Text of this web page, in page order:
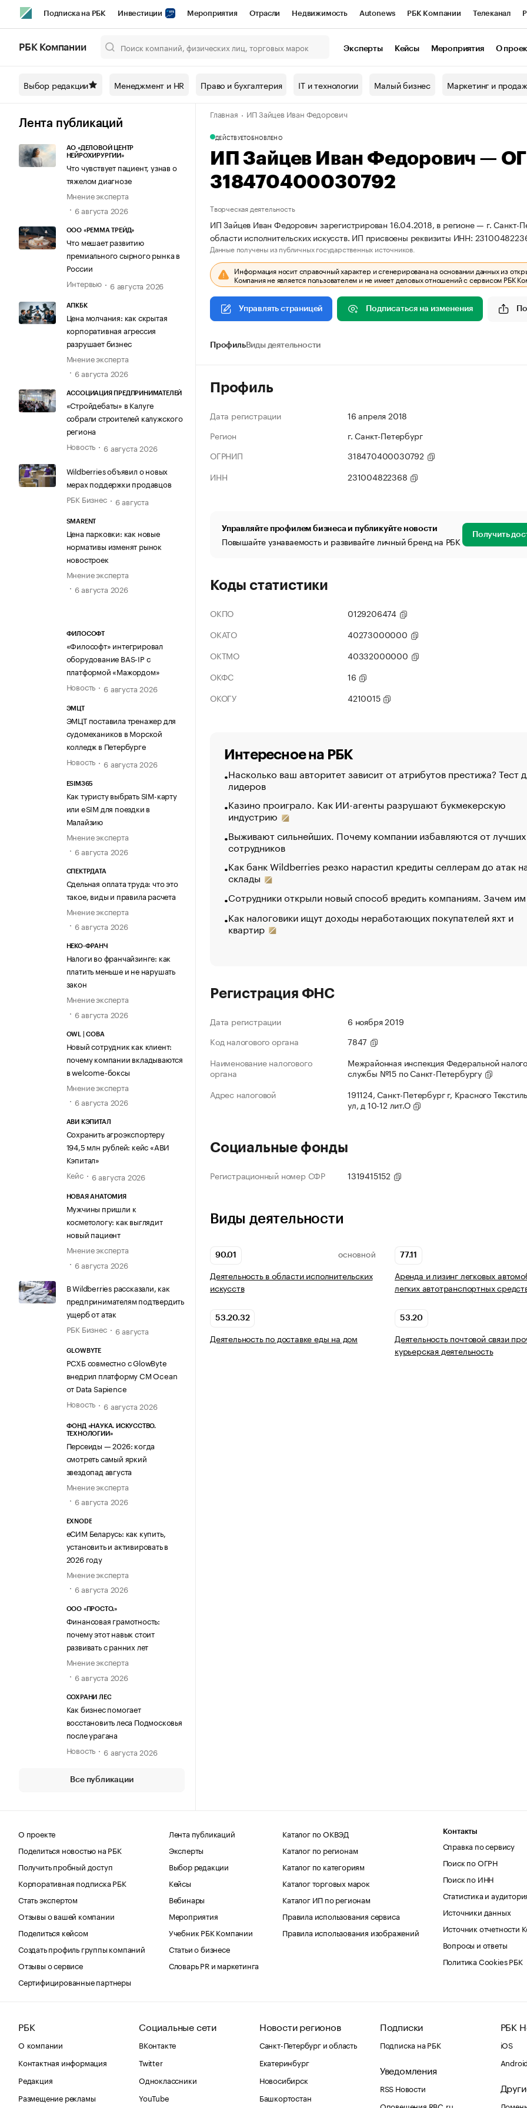
Подписка на РБК Инвестиции Мероприятия Отрасли Недвижимость Autonews РБК Компании Телеканал
Спецпроекты СПб Конференции СПб Спецпроекты Проверка контрагентов
Технологии и медиа Рынок наличной валюты
РБК Компании Эксперты Кейсы Мероприятия О
Выбор редакции Менеджмент и HR Право и бухгалтерия IT и технологии Малый бизнес Маркетинг и
Лента публикаций
АО «ДЕЛОВОЙ ЦЕНТР
НЕЙРОХИРУРГИИ»
Что чувствует пациент, узнав о
тяжелом диагнозе
Мнение эксперта
6 августа 2026
ООО «РЕММА ТРЕЙД»
Что мешает развитию
премиального сырного рынка в
России
Интервью
6 августа 2026
АПКБК
Цена молчания: как скрытая
корпоративная агрессия
разрушает бизнес
Мнение эксперта
6 августа 2026
АССОЦИАЦИЯ ПРЕДПРИНИМАТЕЛЕЙ
«Стройдебаты» в Калуге
собрали строителей калужского
региона
Новость
6 августа 2026
Wildberries объявил о новых
мерах поддержки продавцов
РБК Бизнес
6 августа
SMARENT
Цена парковки: как новые
нормативы изменят рынок
новостроек
Мнение эксперта
6 августа 2026
ФИЛОСОФТ
«Философт» интегрировал
оборудование BAS-IP с
платформой «Мажордом»
Новость
6 августа 2026
ЭМЦТ
ЭМЦТ поставила тренажер для
судомехаников в Морской
колледж в Петербурге
Новость
6 августа 2026
ESIM365
Как туристу выбрать SIM-карту
или eSIM для поездки в
Малайзию
Мнение эксперта
6 августа 2026
СПЕКТРДАТА
Сдельная оплата труда: что это
такое, виды и правила расчета
Мнение эксперта
6 августа 2026
НЕКО-ФРАНЧ
Налоги во франчайзинге: как
платить меньше и не нарушать
закон
Мнение эксперта
6 августа 2026
OWL | СОВА
Новый сотрудник как клиент:
почему компании вкладываются
в welcome-боксы
Мнение эксперта
6 августа 2026
АВИ КЭПИТАЛ
Сохранить агроэкспортеру
194,5 млн рублей: кейс «АВИ
Кэпитал»
Кейс
6 августа 2026
НОВАЯ АНАТОМИЯ
Мужчины пришли к
косметологу: как выглядит
новый пациент
Мнение эксперта
6 августа 2026
В Wildberries рассказали, как
предпринимателям подтвердить
ущерб от атак
РБК Бизнес
6 августа
GLOWBYTE
РСХБ совместно с GlowByte
внедрил платформу CM Ocean
от Data Sapience
Новость
6 августа 2026
ФОНД «НАУКА. ИСКУССТВО.
ТЕХНОЛОГИИ»
Персеиды — 2026: когда
смотреть самый яркий
звездопад августа
Мнение эксперта
6 августа 2026
EXNODE
еСИМ Беларусь: как купить,
установить и активировать в
2026 году
Мнение эксперта
6 августа 2026
ООО «ПРОСТО.»
Финансовая грамотность:
почему этот навык стоит
развивать с ранних лет
Мнение эксперта
6 августа 2026
СОХРАНИ ЛЕС
Как бизнес помогает
восстановить леса Подмосковья
после урагана
Новость
6 августа 2026
Все публикации
Главная ИП Зайцев Иван Федорович
ДЕЙСТВУЕТОБНОВЛЕНО
ИП Зайцев Иван Федорович —
318470400030792
Творческая деятельность
ИП Зайцев Иван Федорович зарегистрирован 16.04.2018, в регионе — г. Санкт-
области исполнительских искусств. ИП присвоены реквизиты ИНН:
Данные получены из публичных государственных источников.
Информация носит справочный характер и сгенерирована на основании данных из
Компания не является пользователем и не имеет деловых отношений с сервисом РБК
Управлять страницей Подписаться на изменения
ПрофильВиды деятельности
Профиль
Дата регистрации
16 апреля 2018
Регион
г. Санкт-Петербург
ОГРНИП
318470400030792
ИНН
231004822368
Управляйте профилем бизнеса и публикуйте новости
Повышайте узнаваемость и развивайте личный бренд на РБК Получить
Коды статистики
ОКПО
0129206474
ОКАТО
40273000000
ОКТМО
40332000000
ОКФС
16
ОКОГУ
4210015
Интересное на РБК
Насколько ваш авторитет зависит от атрибутов престижа? Тест
лидеров
Казино проиграло. Как ИИ-агенты разрушают букмекерскую
индустрию
Выживают сильнейших. Почему компании избавляются от лучших
сотрудников
Как банк Wildberries резко нарастил кредиты селлерам до атак
склады
Сотрудники открыли новый способ вредить компаниям. Зачем
Как налоговики ищут доходы неработающих покупателей яхт и
квартир
Регистрация ФНС
Дата регистрации
6 ноября 2019
Код налогового органа
7847
Наименование налогового
органа
Межрайонная инспекция Федеральной
службы №15 по Санкт-Петербургу
Адрес налоговой
191124, Санкт-Петербург г, Красного
ул, д 10-12 лит.О
Социальные фонды
Регистрационный номер СФР 1319415152
Виды деятельности
90.01 ОСНОВНОЙ
Деятельность в области исполнительских
искусств
77.11
Аренда и лизинг легковых
легких автотранспортных
53.20.32
Деятельность по доставке еды на дом
53.20
Деятельность почтовой связи
курьерская деятельность
О проекте
Поделиться новостью на РБК
Получить пробный доступ
Корпоративная подписка РБК
Стать экспертом
Отзывы о вашей компании
Поделиться кейсом
Создать профиль группы компаний
Отзывы о сервисе
Сертифицированные партнеры
Лента публикаций
Эксперты
Выбор редакции
Кейсы
Вебинары
Мероприятия
Учебник РБК Компании
Статьи о бизнесе
Словарь PR и маркетинга
Каталог по ОКВЭД
Каталог по регионам
Каталог по категориям
Каталог торговых марок
Каталог ИП по регионам
Правила использования сервиса
Правила использования изображений
Контакты
Справка по сервису
Поиск по ОГРН
Поиск по ИНН
Статистика и
Источники данных
Источник отчетности
Вопросы и ответы
Политика Cookies РБК
РБК
О компании
Контактная информация
Редакция
Размещение рекламы
Социальные сети
ВКонтакте
Twitter
Одноклассники
YouTube
Новости регионов
Санкт-Петербург и область
Екатеринбург
Новосибирск
Башкортостан
Подписки
Подписка на РБК
Уведомления
RSS Новости
Оповещения RBC.ru
РБК
iOS